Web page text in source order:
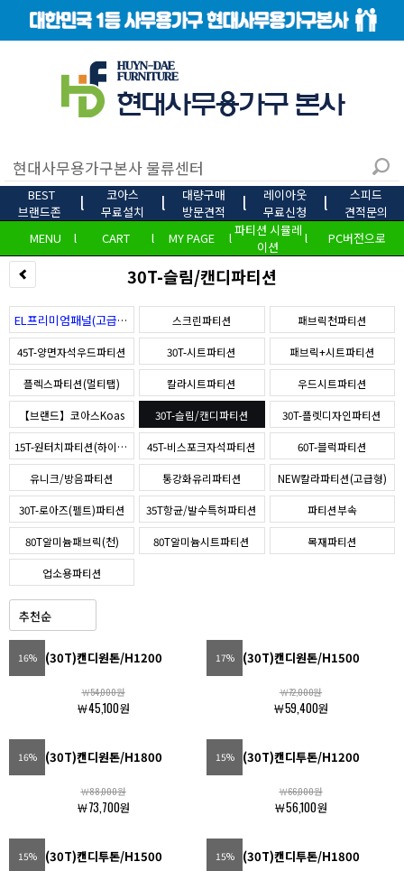
BEST
브랜드존
l
코아스
무료설치
l
대량구매
방문견적
l
레이아웃
무료신청
l
스피드
견적문의
MENU
l CART l MY PAGE l파티션 시뮬레
이션
l PC버전으로
30T-슬림/캔디파티션
EL프리미엄패널(고급형) 스크린파티션 패브릭천파티션
45T-양면자석우드파티션 30T-시트파티션 패브릭+시트파티션
플렉스파티션(멀티탭) 칼라시트파티션 우드시트파티션
【브랜드】코아스Koas 30T-슬림/캔디파티션 30T-플렛디자인파티션
15T-원터치파티션(하이퍼스) 45T-비스포크자석파티션 60T-블럭파티션
유니크/방음파티션 통강화유리파티션 NEW칼라파티션(고급형)
30T-로아즈(펠트)파티션 35T항균/발수특허파티션 파티션부속
80T알미늄패브릭(천) 80T알미늄시트파티션 목재파티션
업소용파티션
16% (30T)캔디원톤/H1200
￦54,000원
￦45,100원
17% (30T)캔디원톤/H1500
￦72,000원
￦59,400원
16% (30T)캔디원톤/H1800
￦88,000원
￦73,700원
15% (30T)캔디투톤/H1200
￦66,000원
￦56,100원
15% (30T)캔디투톤/H1500 15% (30T)캔디투톤/H1800